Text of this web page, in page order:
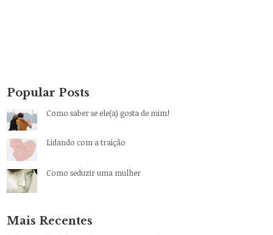
Popular Posts
Como saber se ele(a) gosta de mim!
Lidando com a traição
Como seduzir uma mulher
Mais Recentes